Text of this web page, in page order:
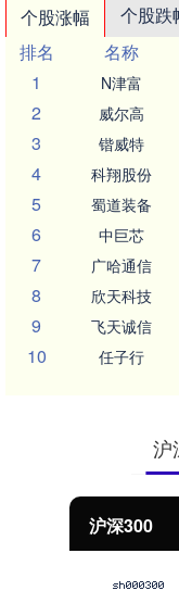
个股涨幅 个股跌
排名
名称
1
N津富
2 威尔高
3 锴威特
4 科翔股份
5 蜀道装备
6 中巨芯
7 广哈通信
8 欣天科技
9 飞天诚信
10 任子行
沪
沪深300